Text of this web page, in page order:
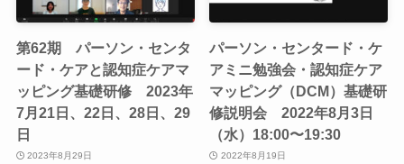
第62期 パーソン・センタ
ード・ケアと認知症ケアマ
ッピング基礎研修 2023年
7月21日、22日、28日、29
日
2023年8月29日
パーソン・センタード・ケ
アミニ勉強会・認知症ケア
マッピング（DCM）基礎研
修説明会 2022年8月3日
（水）18:00〜19:30
2022年8月19日